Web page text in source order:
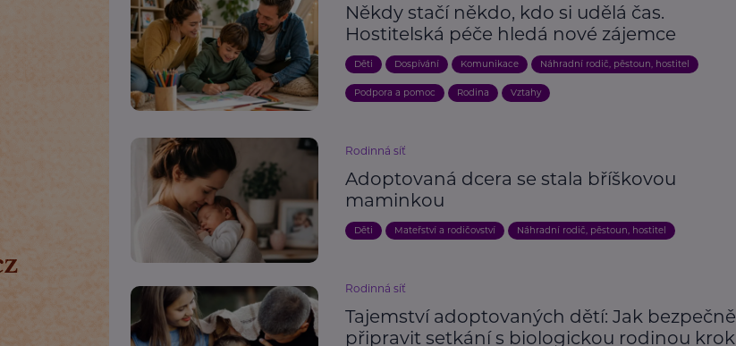
Někdy stačí někdo, kdo si udělá čas.
Hostitelská péče hledá nové zájemce
Děti Dospívání Komunikace Náhradní rodič, pěstoun, hostitel
Podpora a pomoc Rodina Vztahy
Rodinná síť
Adoptovaná dcera se stala bříškovou
maminkou
Děti Mateřství a rodičovství Náhradní rodič, pěstoun, hostitel
Rodinná síť
Tajemství adoptovaných dětí: Jak bezpečně
připravit setkání s biologickou rodinou krok